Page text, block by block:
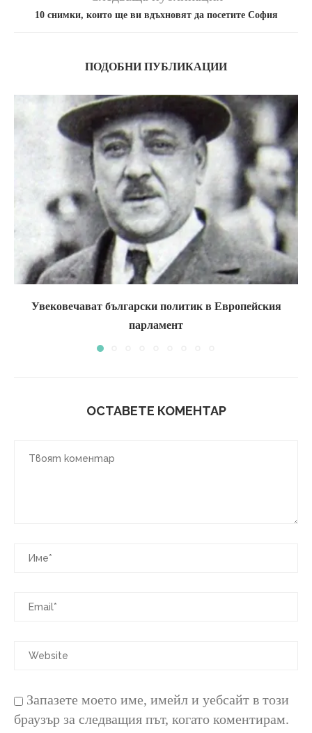
10 снимки, които ще ви вдъхновят да посетите София
ПОДОБНИ ПУБЛИКАЦИИ
Увековечават български политик в Европейския
парламент
ОСТАВЕТЕ КОМЕНТАР
Запазете моето име, имейл и уебсайт в този
браузър за следващия път, когато коментирам.